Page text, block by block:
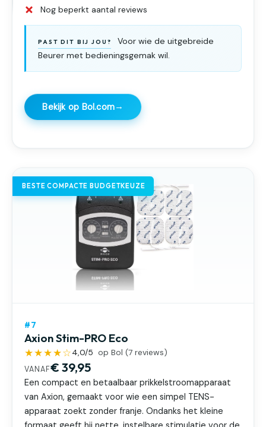
Nog beperkt aantal reviews
PAST DIT BIJ JOU?
Voor wie de uitgebreide
Beurer met bedieningsgemak wil.
Bekijk op Bol.com→
BESTE COMPACTE BUDGETKEUZE
#7
Axion Stim-PRO Eco
★★★★☆4,0/5 op Bol (7reviews)
VANAF€ 39,95
Een compact en betaalbaar prikkelstroomapparaat
van Axion, gemaakt voor wie een simpel TENS-
apparaat zoekt zonder franje. Ondanks het kleine